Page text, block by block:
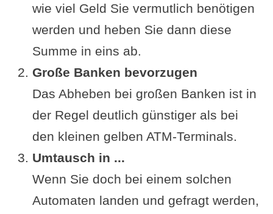
wie viel Geld Sie vermutlich benötigen
werden und heben Sie dann diese
Summe in eins ab.
Große Banken bevorzugen
Das Abheben bei großen Banken ist in
der Regel deutlich günstiger als bei
den kleinen gelben ATM-Terminals.
Umtausch in ...
Wenn Sie doch bei einem solchen
Automaten landen und gefragt werden,